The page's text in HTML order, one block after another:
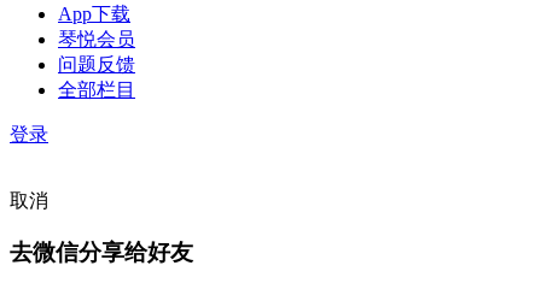
App下载
琴悦会员
问题反馈
全部栏目
登录
取消
去微信分享给好友